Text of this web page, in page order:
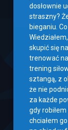
dosłownie
straszny?
bieganiu.
skupić się
trenować
trening
sztangą, z
że nie
za każde
gdy
chciałem